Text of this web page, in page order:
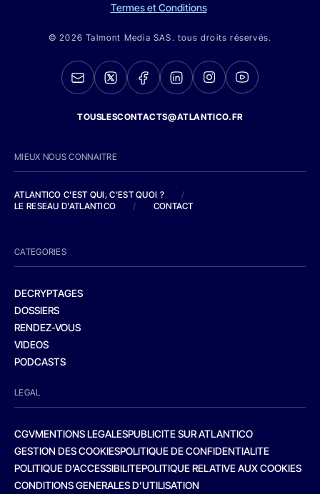
Termes et Conditions
© 2026 Talmont Media SAS. tous droits réservés.
TOUSLESCONTACTS@ATLANTICO.FR
MIEUX NOUS CONNAITRE
ATLANTICO C'EST QUI, C'EST QUOI ?
/
LE RESEAU D'ATLANTICO
/ CONTACT
CATEGORIES
DECRYPTAGES
DOSSIERS
RENDEZ-VOUS
VIDEOS
PODCASTS
LEGAL
CGVMENTIONS LEGALESPUBLICITE SUR ATLANTICO
GESTION DES COOKIESPOLITIQUE DE CONFIDENTIALITE
POLITIQUE D’ACCESSIBILITEPOLITIQUE RELATIVE AUX COOKIES
CONDITIONS GENERALES D’UTILISATION